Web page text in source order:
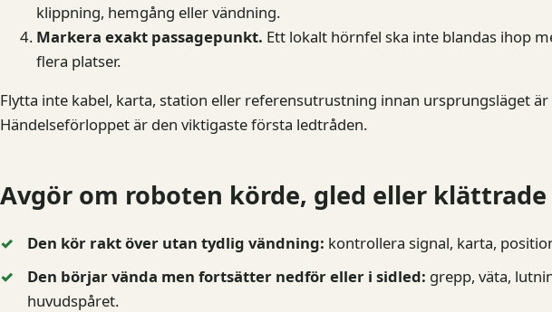
klippning, hemgång eller vändning.
Markera exakt passagepunkt. Ett lokalt hörnfel ska inte blandas ihop
flera platser.
Flytta inte kabel, karta, station eller referensutrustning innan ursprungsläget
Händelseförloppet är den viktigaste första ledtråden.
Avgör om roboten körde, gled eller klättrade
Den kör rakt över utan tydlig vändning: kontrollera signal, karta,
Den börjar vända men fortsätter nedför eller i sidled: grepp, väta,
huvudspåret.